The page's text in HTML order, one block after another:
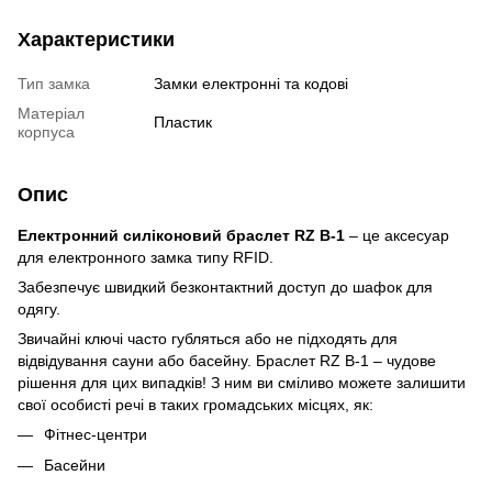
Характеристики
Тип замка
Замки електронні та кодові
Матеріал
корпуса
Пластик
Опис
Електронний силіконовий браслет RZ B-1 – це аксесуар
для електронного замка типу RFID.
Забезпечує швидкий безконтактний доступ до шафок для
одягу.
Звичайні ключі часто губляться або не підходять для
відвідування сауни або басейну. Браслет RZ B-1 – чудове
рішення для цих випадків! З ним ви сміливо можете залишити
свої особисті речі в таких громадських місцях, як:
Фітнес-центри
Басейни